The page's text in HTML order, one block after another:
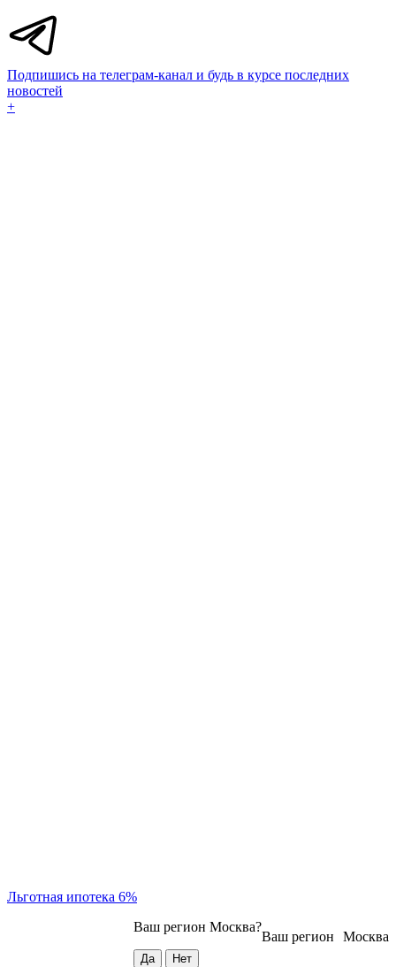
Подпишись на телеграм-канал и будь в курсе последних
новостей
+
Льготная ипотека 6%
Москва
Ваш регион
Ваш регион Москва?